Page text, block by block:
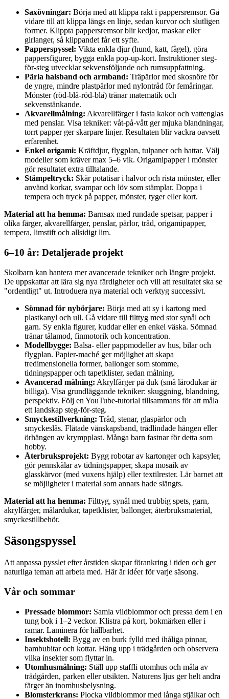
Saxövningar: Börja med att klippa rakt i pappersremsor. Gå
vidare till att klippa längs en linje, sedan kurvor och slutligen
former. Klippta pappersremsor blir kedjor, maskar eller
girlanger, så klippandet får ett syfte.
Papperspyssel: Vikta enkla djur (hund, katt, fågel), göra
pappersfigurer, bygga enkla pop-up-kort. Instruktioner steg-
för-steg utvecklar sekvensföljande och rumsuppfattning.
Pärla halsband och armband: Träpärlor med skosnöre för
de yngre, mindre plastpärlor med nylontråd för femåringar.
Mönster (röd-blå-röd-blå) tränar matematik och
sekvenstänkande.
Akvarellmålning: Akvarellfärger i fasta kakor och vattenglas
med penslar. Visa tekniker: våt-på-vått ger mjuka blandningar,
torrt papper ger skarpare linjer. Resultaten blir vackra oavsett
erfarenhet.
Enkel origami: Kräftdjur, flygplan, tulpaner och hattar. Välj
modeller som kräver max 5–6 vik. Origamipapper i mönster
gör resultatet extra tilltalande.
Stämpeltryck: Skär potatisar i halvor och rista mönster, eller
använd korkar, svampar och löv som stämplar. Doppa i
tempera och tryck på papper, mönster, tyger eller kort.
Material att ha hemma: Barnsax med rundade spetsar, papper i
olika färger, akvarellfärger, penslar, pärlor, tråd, origamipapper,
tempera, limstift och allsidigt lim.
6–10 år: Detaljerade projekt
Skolbarn kan hantera mer avancerade tekniker och längre projekt.
De uppskattar att lära sig nya färdigheter och vill att resultatet ska se
"ordentligt" ut. Introduera nya material och verktyg successivt.
Sömnad för nybörjare: Börja med att sy i kartong med
plastkanyl och ull. Gå vidare till filttyg med stor synål och
garn. Sy enkla figurer, kuddar eller en enkel väska. Sömnad
tränar tålamod, finmotorik och koncentration.
Modellbygge: Balsa- eller pappmodeller av hus, bilar och
flygplan. Papier-maché ger möjlighet att skapa
tredimensionella former, ballonger som stomme,
tidningspapper och tapetklister, sedan målning.
Avancerad målning: Akrylfärger på duk (små lärodukar är
billiga). Visa grundläggande tekniker: skuggning, blandning,
perspektiv. Följ en YouTube-tutorial tillsammans för att måla
ett landskap steg-för-steg.
Smyckestillverkning: Tråd, stenar, glaspärlor och
smyckeslås. Flätade vänskapsband, trådlindade hängen eller
örhängen av krympplast. Många barn fastnar för detta som
hobby.
Återbruksprojekt: Bygg robotar av kartonger och kapsyler,
gör pennskålar av tidningspapper, skapa mosaik av
glasskärvor (med vuxens hjälp) eller textilrester. Lär barnet att
se möjligheter i material som annars hade slängts.
Material att ha hemma: Filttyg, synål med trubbig spets, garn,
akrylfärger, målardukar, tapetklister, ballonger, återbruksmaterial,
smyckestillbehör.
Säsongspyssel
Att anpassa pysslet efter årstiden skapar förankring i tiden och ger
naturliga teman att arbeta med. Här är idéer för varje säsong.
Vår och sommar
Pressade blommor: Samla vildblommor och pressa dem i en
tung bok i 1–2 veckor. Klistra på kort, bokmärken eller i
ramar. Laminera för hållbarhet.
Insektshotell: Bygg av en burk fylld med ihåliga pinnar,
bambubitar och kottar. Häng upp i trädgården och observera
vilka insekter som flyttar in.
Utomhusmålning: Ställ upp staffli utomhus och måla av
trädgården, parken eller utsikten. Naturens ljus ger helt andra
färger än inomhusbelysning.
Blomsterkrans: Plocka vildblommor med långa stjälkar och